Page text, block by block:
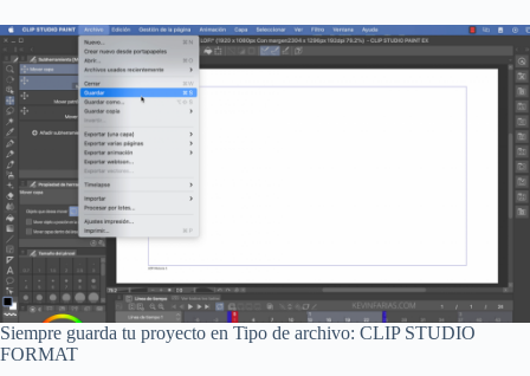
Siempre guarda tu proyecto en Tipo de archivo: CLIP STUDIO
FORMAT